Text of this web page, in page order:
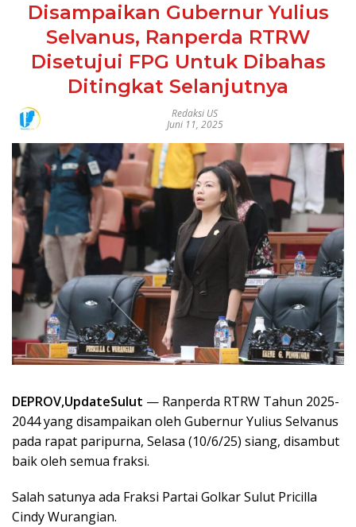
Disampaikan Gubernur Yulius
Selvanus, Ranperda RTRW
Disetujui FPG Untuk Dibahas
Ditingkat Selanjutnya
Redaksi US
Juni 11, 2025
DEPROV,UpdateSulut — Ranperda RTRW Tahun 2025-
2044 yang disampaikan oleh Gubernur Yulius Selvanus
pada rapat paripurna, Selasa (10/6/25) siang, disambut
baik oleh semua fraksi.
Salah satunya ada Fraksi Partai Golkar Sulut Pricilla
Cindy Wurangian.